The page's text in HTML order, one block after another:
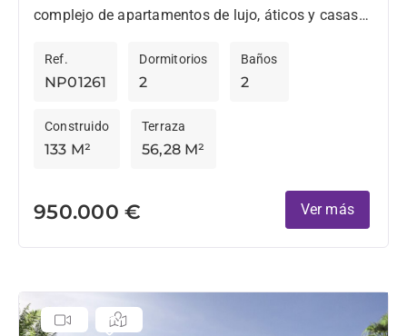
complejo de apartamentos de lujo, áticos y casas
de vida...
NP01261
Ref.
2
Dormitorios
2
Baños
133 M²
Construido
56,28 M²
Terraza
950.000 € Ver más